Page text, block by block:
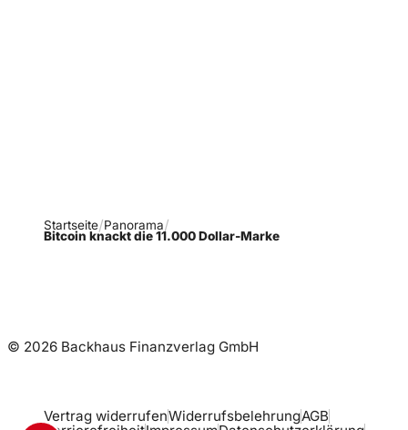
Startseite Panorama
Bitcoin knackt die 11.000 Dollar-Marke
© 2026 Backhaus Finanzverlag GmbH
Vertrag widerrufenWiderrufsbelehrungAGB